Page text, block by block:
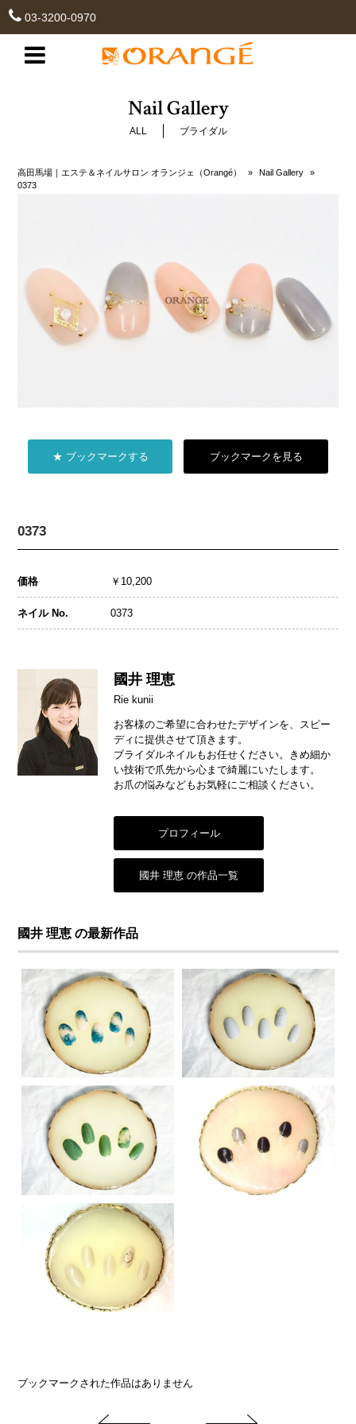
03-3200-0970
Nail Gallery
ALL ブライダル
高田馬場｜エステ＆ネイルサロン オランジェ（Orangé） » Nail Gallery
»
0373
★ ブックマークする ブックマークを見る
0373
価格 ￥10,200
ネイル No. 0373
國井 理恵
Rie kunii
お客様のご希望に合わせたデザインを、スピー
ディに提供させて頂きます。
ブライダルネイルもお任せください。きめ細か
い技術で爪先から心まで綺麗にいたします。
お爪の悩みなどもお気軽にご相談ください。
プロフィール
國井 理恵 の作品一覧
國井 理恵 の最新作品
ブックマークされた作品はありません